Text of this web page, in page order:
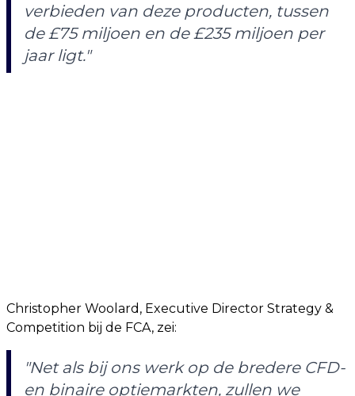
verbieden van deze producten, tussen
de £75 miljoen en de £235 miljoen per
jaar ligt."
Christopher Woolard, Executive Director Strategy &
Competition bij de FCA, zei:
"Net als bij ons werk op de bredere CFD-
en binaire optiemarkten, zullen we